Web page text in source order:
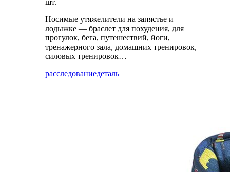
Носимые утяжелители на запястье и
лодыжке — браслет для похудения, для
прогулок, бега, путешествий, йоги,
тренажерного зала, домашних тренировок,
силовых тренировок…
расследованиедеталь